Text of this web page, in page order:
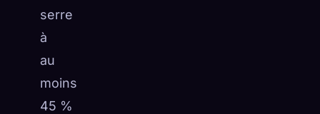
serre
à
au
moins
45 %